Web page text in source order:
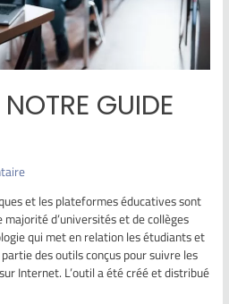
GUIDE
et les plateformes éducatives sont
d’universités et de collèges
qui met en relation les étudiants et
des outils conçus pour suivre les
Internet. L’outil a été créé et distribué